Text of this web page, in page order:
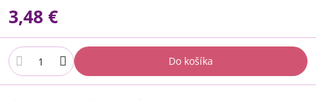
3,48 €
Do košíka